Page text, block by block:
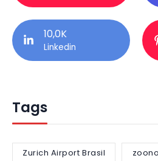
10,0K
Linkedin
Tags
Zurich Airport Brasil